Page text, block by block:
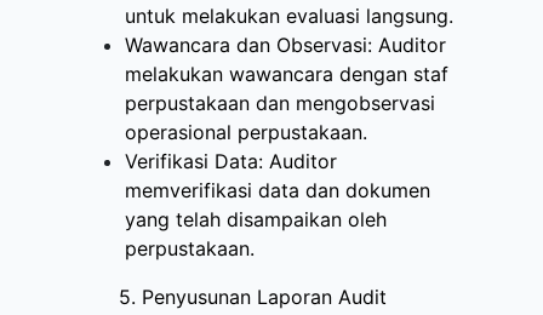
untuk melakukan evaluasi langsung.
Wawancara dan Observasi: Auditor
melakukan wawancara dengan staf
perpustakaan dan mengobservasi
operasional perpustakaan.
Verifikasi Data: Auditor
memverifikasi data dan dokumen
yang telah disampaikan oleh
perpustakaan.
5. Penyusunan Laporan Audit